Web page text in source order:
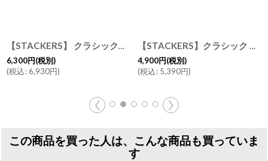
【STACKERS】 クラシック ジュエリーボックス Lid リッド （蓋付ケース） ペブルグレー Pebble Gray スタッカーズ ロンドン イギリス
6,300円(税別)
(税込:6,930円)
【STACKERS】クラシック ジュエリーボックス Open オープン ペブルグレー Pebble Gray スタッカーズ ロンドン イギリス
4,900円(税別)
(税込: 5,390円)
この商品を買った人は、こんな商品も買っていま
す